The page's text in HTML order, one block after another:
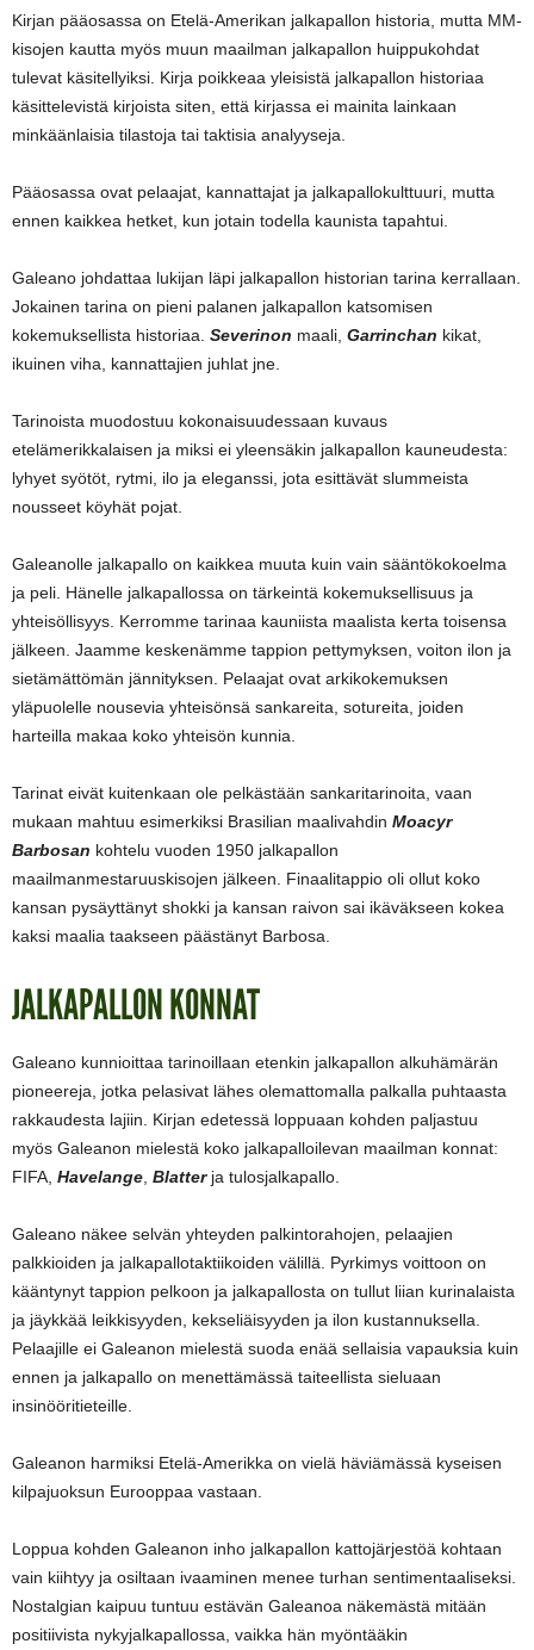
Kirjan pääosassa on Etelä-Amerikan jalkapallon historia, mutta MM-
kisojen kautta myös muun maailman jalkapallon huippukohdat
tulevat käsitellyiksi. Kirja poikkeaa yleisistä jalkapallon historiaa
käsittelevistä kirjoista siten, että kirjassa ei mainita lainkaan
minkäänlaisia tilastoja tai taktisia analyyseja.
Pääosassa ovat pelaajat, kannattajat ja jalkapallokulttuuri, mutta
ennen kaikkea hetket, kun jotain todella kaunista tapahtui.
Galeano johdattaa lukijan läpi jalkapallon historian tarina kerrallaan.
Jokainen tarina on pieni palanen jalkapallon katsomisen
kokemuksellista historiaa. Severinon maali, Garrinchan kikat,
ikuinen viha, kannattajien juhlat jne.
Tarinoista muodostuu kokonaisuudessaan kuvaus
etelämerikkalaisen ja miksi ei yleensäkin jalkapallon kauneudesta:
lyhyet syötöt, rytmi, ilo ja eleganssi, jota esittävät slummeista
nousseet köyhät pojat.
Galeanolle jalkapallo on kaikkea muuta kuin vain sääntökokoelma
ja peli. Hänelle jalkapallossa on tärkeintä kokemuksellisuus ja
yhteisöllisyys. Kerromme tarinaa kauniista maalista kerta toisensa
jälkeen. Jaamme keskenämme tappion pettymyksen, voiton ilon ja
sietämättömän jännityksen. Pelaajat ovat arkikokemuksen
yläpuolelle nousevia yhteisönsä sankareita, sotureita, joiden
harteilla makaa koko yhteisön kunnia.
Tarinat eivät kuitenkaan ole pelkästään sankaritarinoita, vaan
mukaan mahtuu esimerkiksi Brasilian maalivahdin Moacyr
Barbosan kohtelu vuoden 1950 jalkapallon
maailmanmestaruuskisojen jälkeen. Finaalitappio oli ollut koko
kansan pysäyttänyt shokki ja kansan raivon sai ikäväkseen kokea
kaksi maalia taakseen päästänyt Barbosa.
JALKAPALLON KONNAT
Galeano kunnioittaa tarinoillaan etenkin jalkapallon alkuhämärän
pioneereja, jotka pelasivat lähes olemattomalla palkalla puhtaasta
rakkaudesta lajiin. Kirjan edetessä loppuaan kohden paljastuu
myös Galeanon mielestä koko jalkapalloilevan maailman konnat:
FIFA, Havelange, Blatter ja tulosjalkapallo.
Galeano näkee selvän yhteyden palkintorahojen, pelaajien
palkkioiden ja jalkapallotaktiikoiden välillä. Pyrkimys voittoon on
kääntynyt tappion pelkoon ja jalkapallosta on tullut liian kurinalaista
ja jäykkää leikkisyyden, kekseliäisyyden ja ilon kustannuksella.
Pelaajille ei Galeanon mielestä suoda enää sellaisia vapauksia kuin
ennen ja jalkapallo on menettämässä taiteellista sieluaan
insinööritieteille.
Galeanon harmiksi Etelä-Amerikka on vielä häviämässä kyseisen
kilpajuoksun Eurooppaa vastaan.
Loppua kohden Galeanon inho jalkapallon kattojärjestöä kohtaan
vain kiihtyy ja osiltaan ivaaminen menee turhan sentimentaaliseksi.
Nostalgian kaipuu tuntuu estävän Galeanoa näkemästä mitään
positiivista nykyjalkapallossa, vaikka hän myöntääkin